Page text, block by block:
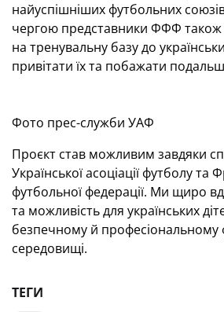
найуспішніших футбольних
чергою представники ФФФ також
на тренувальну базу до
привітати їх та побажати
Фото прес-служби УАФ
Проєкт став можливим завдяки
Української асоціації футболу та
футбольної федерації. Ми щиро
та можливість для українських
безпечному й
середовищі.
ТЕГИ